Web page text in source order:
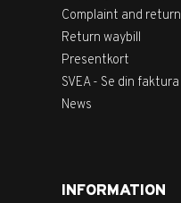
Complaint and return
Return waybill
Presentkort
SVEA - Se din faktura
News
INFORMATION